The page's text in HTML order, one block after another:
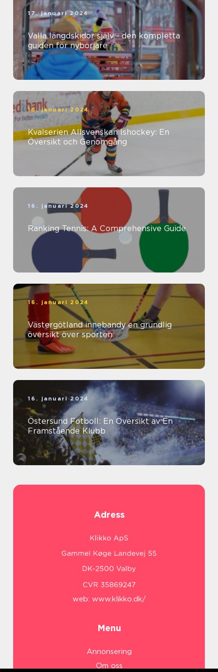
17. januari 2024
Valla längdskidor själv - den kompletta
guiden för nybörjare
16. januari 2024
Kvalserien Allsvenskan Ishockey: En
Översikt och Genomgång
16. januari 2024
Ranking Tennis: A Comprehensive Guide
16. januari 2024
Västergötland innebandy en grundlig
översikt över sporten
16. januari 2024
Östersund Fotboll: En Översikt av En
Framstående Klubb
Adress
web: www.klikko.dk/
Menu
Annonsering
Om oss